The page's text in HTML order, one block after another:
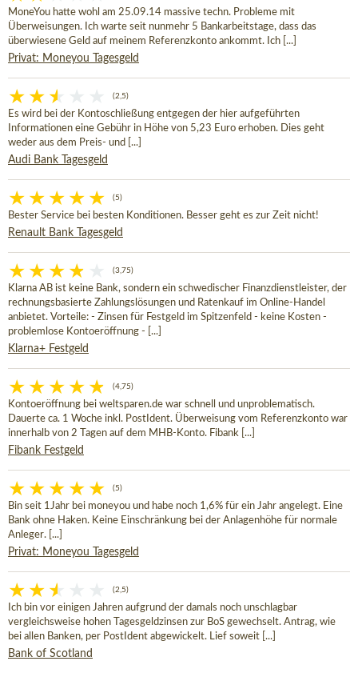
MoneYou hatte wohl am 25.09.14 massive techn. Probleme mit
Überweisungen. Ich warte seit nunmehr 5 Bankarbeitstage, dass das
überwiesene Geld auf meinem Referenzkonto ankommt. Ich [...]
Privat: Moneyou Tagesgeld
(2,5)
Es wird bei der Kontoschließung entgegen der hier aufgeführten
Informationen eine Gebühr in Höhe von 5,23 Euro erhoben. Dies geht
weder aus dem Preis- und [...]
Audi Bank Tagesgeld
(5)
Bester Service bei besten Konditionen. Besser geht es zur Zeit nicht!
Renault Bank Tagesgeld
(3,75)
Klarna AB ist keine Bank, sondern ein schwedischer Finanzdienstleister, der
rechnungsbasierte Zahlungslösungen und Ratenkauf im Online-Handel
anbietet. Vorteile: - Zinsen für Festgeld im Spitzenfeld - keine Kosten -
problemlose Kontoeröffnung - [...]
Klarna+ Festgeld
(4,75)
Kontoeröffnung bei weltsparen.de war schnell und unproblematisch.
Dauerte ca. 1 Woche inkl. PostIdent. Überweisung vom Referenzkonto war
innerhalb von 2 Tagen auf dem MHB-Konto. Fibank [...]
Fibank Festgeld
(5)
Bin seit 1Jahr bei moneyou und habe noch 1,6% für ein Jahr angelegt. Eine
Bank ohne Haken. Keine Einschränkung bei der Anlagenhöhe für normale
Anleger. [...]
Privat: Moneyou Tagesgeld
(2,5)
Ich bin vor einigen Jahren aufgrund der damals noch unschlagbar
vergleichsweise hohen Tagesgeldzinsen zur BoS gewechselt. Antrag, wie
bei allen Banken, per PostIdent abgewickelt. Lief soweit [...]
Bank of Scotland